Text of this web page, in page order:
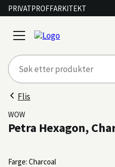
PRIVATPROFFARKITEKT
open
menu
Flis
WOW
Petra Hexagon,
Farge: Charcoal